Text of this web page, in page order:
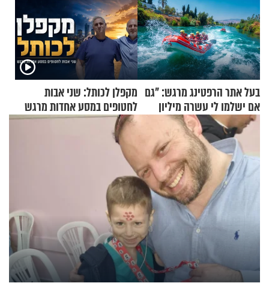
בעל אתר הרפטינג מרגש: "גם
אם ישלמו לי עשרה מיליון
שקלים - לא אפתח בשבת"
מקפלן לכותל: שני אבות
לחטופים במסע אחדות מרגש